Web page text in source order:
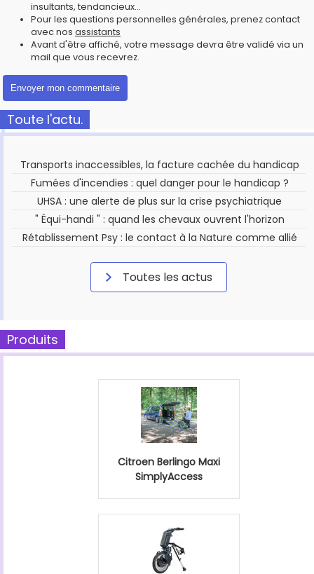
insultants, tendancieux...
Pour les questions personnelles générales, prenez contact
avec nos assistants
Avant d'être affiché, votre message devra être validé via un
mail que vous recevrez.
Toute l'actu.
Transports inaccessibles, la facture cachée du handicap
Fumées d'incendies : quel danger pour le handicap ?
UHSA : une alerte de plus sur la crise psychiatrique
" Équi-handi " : quand les chevaux ouvrent l'horizon
Rétablissement Psy : le contact à la Nature comme allié
Toutes les actus
Produits
Citroen Berlingo Maxi
SimplyAccess